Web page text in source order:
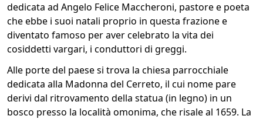
dedicata ad Angelo Felice Maccheroni, pastore e poeta
che ebbe i suoi natali proprio in questa frazione e
diventato famoso per aver celebrato la vita dei
cosiddetti vargari, i conduttori di greggi.
Alle porte del paese si trova la chiesa parrocchiale
dedicata alla Madonna del Cerreto, il cui nome pare
derivi dal ritrovamento della statua (in legno) in un
bosco presso la località omonima, che risale al 1659. La